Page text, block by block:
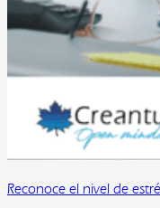
Reconoce el nivel de